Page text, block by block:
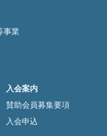
事業
入会案内
賛助会員募集要項
入会申込